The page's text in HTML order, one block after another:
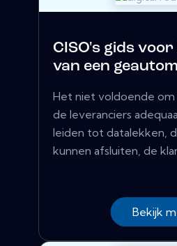
CISO's gids
van een
Het niet voldoende om
de leveranciers
leiden tot datalekken,
kunnen afsluiten, de
Bekijk